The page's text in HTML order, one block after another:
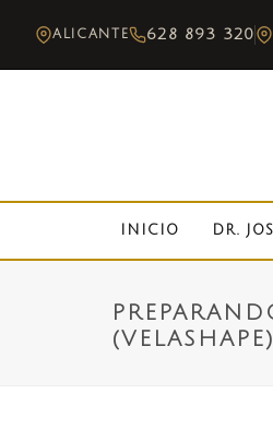
ALICANTE 628 893 320
INICIO DR.
(VELASHAPE)